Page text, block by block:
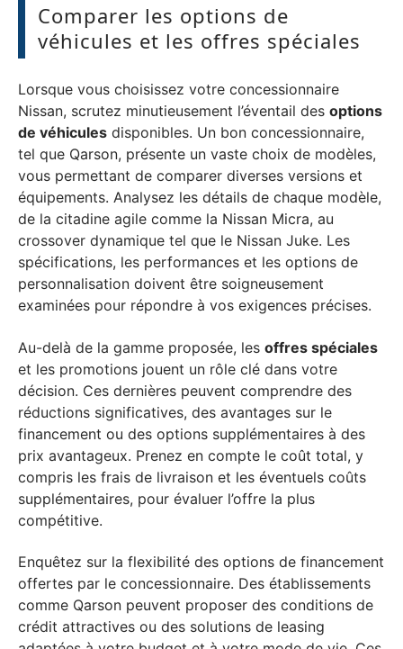
Comparer les options de
véhicules et les offres spéciales
Lorsque vous choisissez votre concessionnaire
Nissan, scrutez minutieusement l’éventail des options
de véhicules disponibles. Un bon concessionnaire,
tel que Qarson, présente un vaste choix de modèles,
vous permettant de comparer diverses versions et
équipements. Analysez les détails de chaque modèle,
de la citadine agile comme la Nissan Micra, au
crossover dynamique tel que le Nissan Juke. Les
spécifications, les performances et les options de
personnalisation doivent être soigneusement
examinées pour répondre à vos exigences précises.
Au-delà de la gamme proposée, les offres spéciales
et les promotions jouent un rôle clé dans votre
décision. Ces dernières peuvent comprendre des
réductions significatives, des avantages sur le
financement ou des options supplémentaires à des
prix avantageux. Prenez en compte le coût total, y
compris les frais de livraison et les éventuels coûts
supplémentaires, pour évaluer l’offre la plus
compétitive.
Enquêtez sur la flexibilité des options de financement
offertes par le concessionnaire. Des établissements
comme Qarson peuvent proposer des conditions de
crédit attractives ou des solutions de leasing